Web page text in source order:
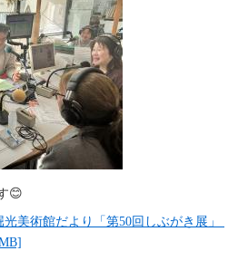
😊
美術館だより「第50回しぶがき展」